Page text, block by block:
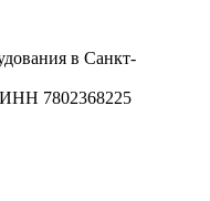
в Санкт-
7802368225